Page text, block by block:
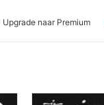
Upgrade naar Premium